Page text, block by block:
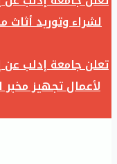
لشراء وتوريد
تعلن جامعة إدلب عن
لأعمال تجهيز مخبر